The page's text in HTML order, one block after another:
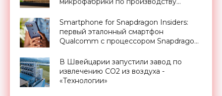
Smartphone for Snapdragon Insiders:
первый эталонный смартфон
Qualcomm с процессором Snapdragon
$1500 - «Смартфоны»
В Швейцарии запустили завод по
извлечению CO2 из воздуха -
«Технологии»